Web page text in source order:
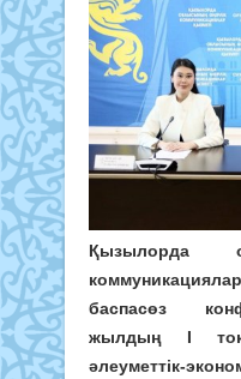
Қызылорда
баспасөз
жылдың І
әлеуметтік-